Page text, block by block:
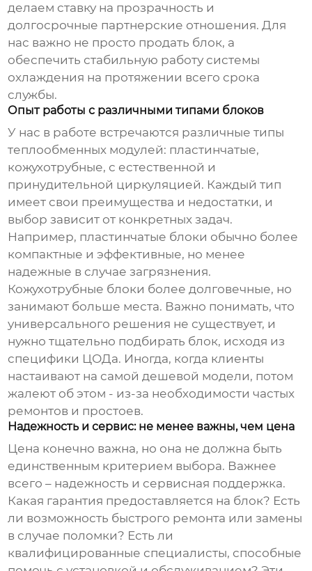
делаем ставку на прозрачность и
долгосрочные партнерские отношения. Для
нас важно не просто продать блок, а
обеспечить стабильную работу системы
охлаждения на протяжении всего срока
службы.
Опыт работы с различными типами блоков
У нас в работе встречаются различные типы
теплообменных модулей: пластинчатые,
кожухотрубные, с естественной и
принудительной циркуляцией. Каждый тип
имеет свои преимущества и недостатки, и
выбор зависит от конкретных задач.
Например, пластинчатые блоки обычно более
компактные и эффективные, но менее
надежные в случае загрязнения.
Кожухотрубные блоки более долговечные, но
занимают больше места. Важно понимать, что
универсального решения не существует, и
нужно тщательно подбирать блок, исходя из
специфики ЦОДа. Иногда, когда клиенты
настаивают на самой дешевой модели, потом
жалеют об этом - из-за необходимости частых
ремонтов и простоев.
Надежность и сервис: не менее важны, чем цена
Цена конечно важна, но она не должна быть
единственным критерием выбора. Важнее
всего – надежность и сервисная поддержка.
Какая гарантия предоставляется на блок? Есть
ли возможность быстрого ремонта или замены
в случае поломки? Есть ли
квалифицированные специалисты, способные